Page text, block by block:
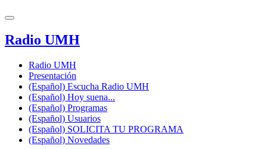
Radio UMH
Radio UMH
Presentación
(Español) Escucha Radio UMH
(Español) Hoy suena...
(Español) Programas
(Español) Usuarios
(Español) SOLICITA TU PROGRAMA
(Español) Novedades